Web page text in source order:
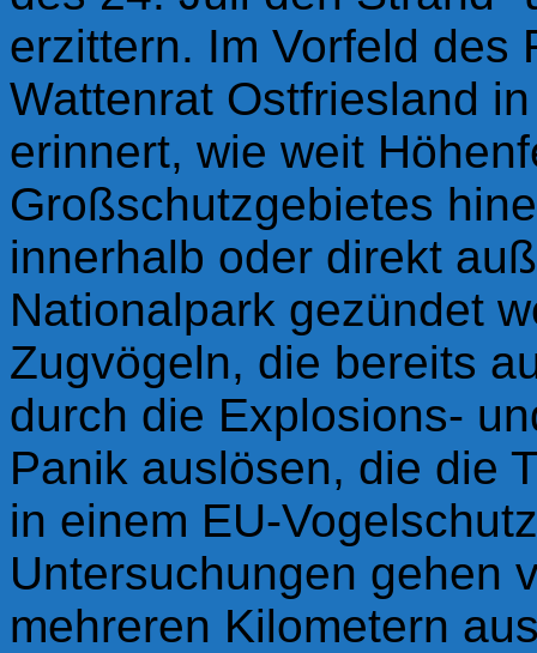
erzittern. Im Vorfeld des
Wattenrat Ostfriesland
erinnert, wie weit
Großschutzgebietes
innerhalb oder direkt
Nationalpark gezündet
Zugvögeln, die bereits
durch die Explosions-
Panik auslösen, die die
in einem EU-
Untersuchungen gehen
mehreren Kilometern